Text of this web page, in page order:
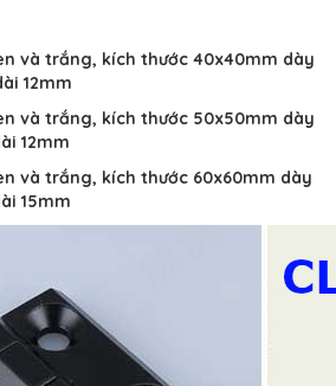
và trắng, kích thước 40x40mm dày
12mm
và trắng, kích thước 50x50mm dày
12mm
và trắng, kích thước 60x60mm dày
15mm